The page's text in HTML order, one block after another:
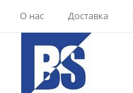
О нас Доставка